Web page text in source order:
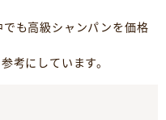
も高級シャンパンを価格
考にしています。